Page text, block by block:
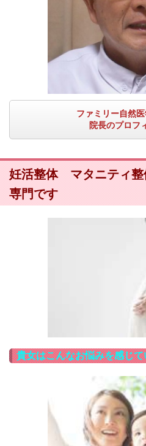
ファミリー自然
院長のプロフ
妊活整体 マタニティ
専門です
貴女はこんなお悩みを感じて